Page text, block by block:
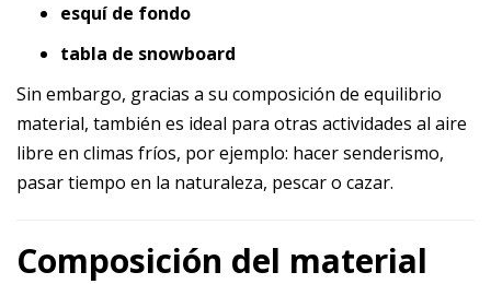
esquí de fondo
tabla de snowboard
Sin embargo, gracias a su composición de equilibrio
material, también es ideal para otras actividades al aire
libre en climas fríos, por ejemplo: hacer senderismo,
pasar tiempo en la naturaleza, pescar o cazar.
Composición del material